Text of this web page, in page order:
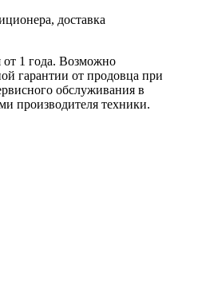
доставка
от 1 года. Возможно
гарантии от продовца при
обслуживания в
производителя техники.